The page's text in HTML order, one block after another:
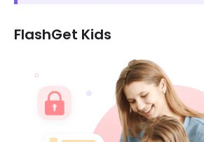
FlashGet Kids